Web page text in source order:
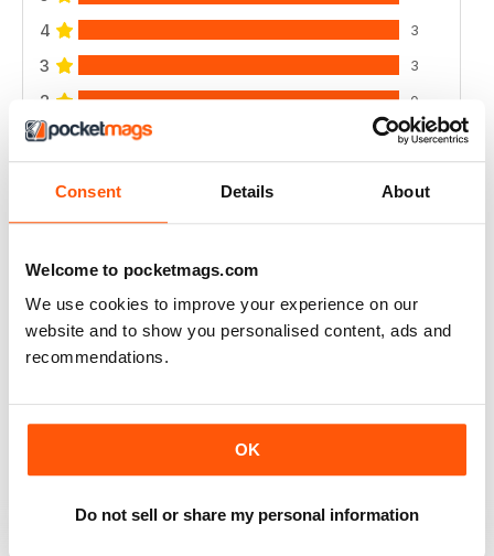
Consent Details About
Welcome to pocketmags.com
We use cookies to improve your experience on our
website and to show you personalised content, ads and
recommendations.
OK
Do not sell or share my personal information
4 3
3 3
2 0
1 0
RAIDER
very good
GREAT MILITARY MAGAZINE